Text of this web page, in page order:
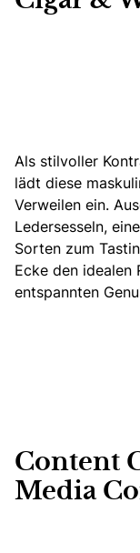
Als stilvoller
lädt diese
Verweilen ein.
Ledersesseln,
Sorten zum
Ecke den idealen
entspannten
Content
Media